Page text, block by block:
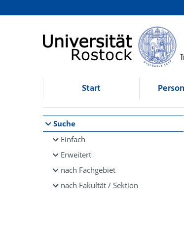
Browsen
direkt zum Inhalt
Start
Suche
Einfach
Erweitert
nach Fachgebiet
nach Fakultät / Sektion